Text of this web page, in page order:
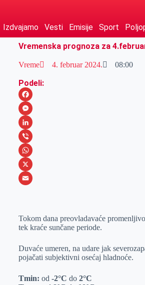
Izdvajamo Vesti Emisije Sport
Vremenska prognoza za
Vreme 4. februar 2024. 08:00
Podeli:
F
a
c
e
b
o
M
e
s
s
e
e
L
i
n
k
I
V
i
b
W
h
s
p
p
X
a
l
Tokom dana preovladavaće
tek kraće sunčane periode.
Duvaće umeren, na udare jak
pojačati subjektivni osećaj hladnoće.
Tmin: od -2°C do 2°C